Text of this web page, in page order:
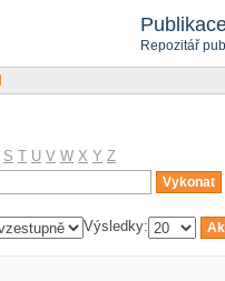
Repozitář
S T U V W X Y Z
Výsledky: